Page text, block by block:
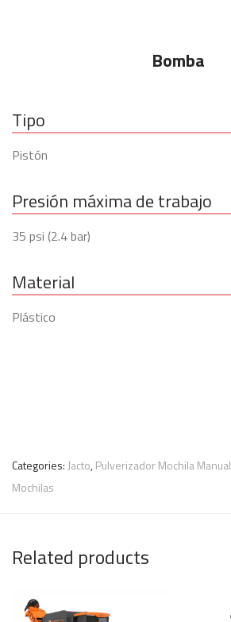
Bomba
Tipo
Pistón
Presión máxima de trabajo
35 psi (2.4 bar)
Material
Plástico
Categories: Jacto,Pulverizador Mochila Manual
Mochilas
Related products